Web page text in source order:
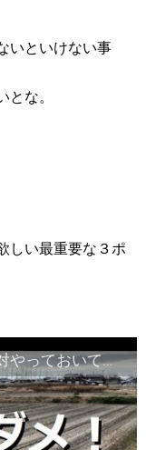
いといけない事
とな。
しい最重要な３ポ
太陽光発電 物件購入検討時に絶対やっておいて欲しい最重要な３ポイント